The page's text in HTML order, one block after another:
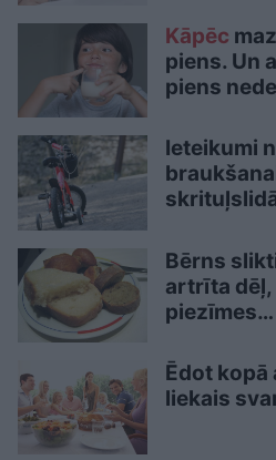
Kāpēc
piens. Un
piens
Ieteikumi
Bērns
artrīta
piezīmes…
Ēdot kopā
liekais